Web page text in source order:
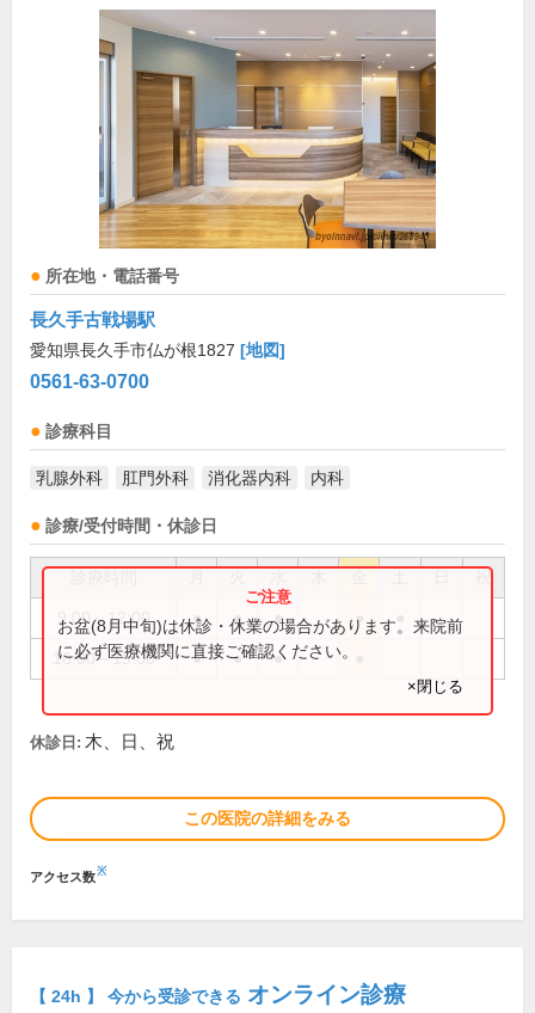
所在地・電話番号
長久手古戦場駅
愛知県長久手市仏が根1827 [地図]
0561-63-0700
診療科目
乳腺外科 肛門外科 消化器内科 内科
診療/受付時間・休診日
祝
9:00～12:00 ● ● ● ●
16:00～19:00 ● ● ●
お盆(8月中旬)は休診・休業の場合があります。来院前
に必ず医療機関に直接ご確認ください。
×閉じる
休診日: 木、日、祝
この医院の詳細をみる
アクセス数※
【 24h 】 今から受診できる オンライン診療